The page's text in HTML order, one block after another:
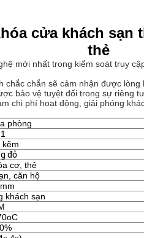
cửa khách sạn
thẻ
mới nhất trong kiểm soát truy
chắc chắn sẽ cảm nhận được
bảo vệ tuyệt đối trong sự riêng
chi phí hoạt động, giải phóng
phòng
kẽm
đỏ
cơ, thẻ
căn hộ
khách sạn